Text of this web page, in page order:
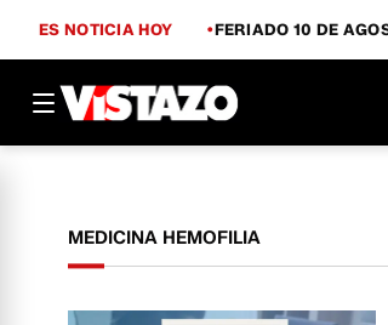
ES NOTICIA HOY FERIADO 10 DE
MEDICINA HEMOFILIA